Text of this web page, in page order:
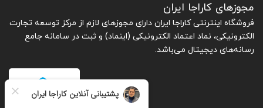
مجوزهای کاراجا ایران
فروشگاه اینترنتی کاراجا ایران دارای مجوزهای لازم از مرکز توسعه تجارت
الکترونیکی، نماد اعتماد الکترونیکی (اینماد) و ثبت در سامانه جامع
رسانه‌های دیجیتال می‌باشد.